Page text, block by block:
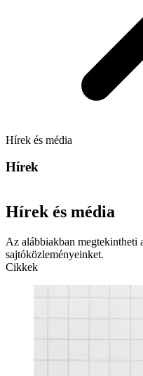
Hírek és média
Hírek
Hírek és média
Az alábbiakban megtekintheti
sajtóközleményeinket.
Cikkek